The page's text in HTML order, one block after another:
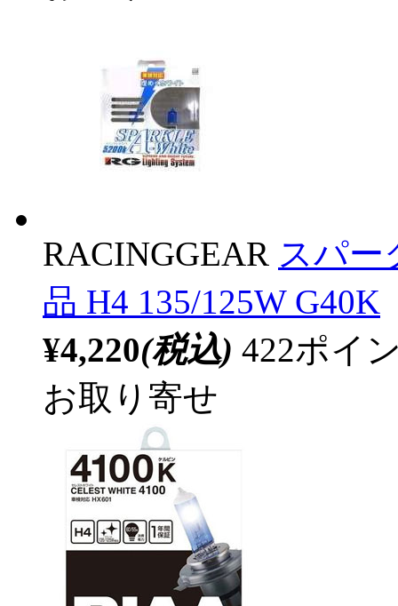
RACINGGEAR スパー
品 H4 135/125W G40K
¥4,220(税込) 422ポイ
お取り寄せ